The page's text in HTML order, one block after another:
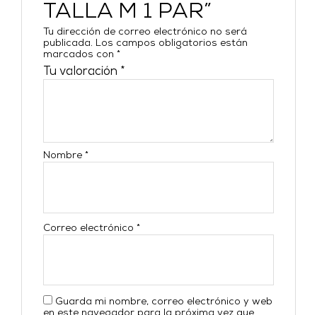
TALLA M 1 PAR”
Tu dirección de correo electrónico no será
publicada. Los campos obligatorios están
marcados con*
Tu valoración *
Nombre*
Correo electrónico*
Guarda mi nombre, correo electrónico y web